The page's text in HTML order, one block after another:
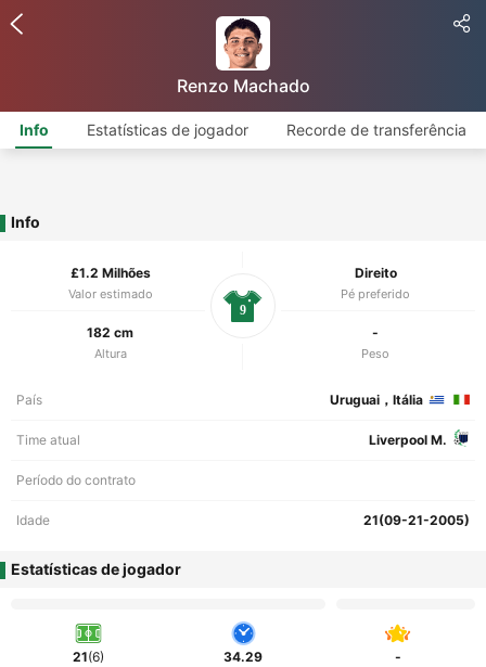
Renzo Machado
Info Estatísticas de jogador Recorde de transferência
Info
£1.2 Milhões
Valor estimado
Direito
Pé preferido
182 cm
Altura
-
Peso
9
País Uruguai，Itália
Time atual Liverpool M.
Período do contrato
Idade 21(09-21-2005)
Estatísticas de jogador
21(6) 34.29 -